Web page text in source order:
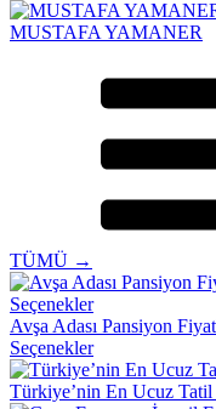
MUSTAFA YAMANER
TÜMÜ →
Avşa Adası Pansiyon
Seçenekler
Türkiye’nin En Ucuz Tatil